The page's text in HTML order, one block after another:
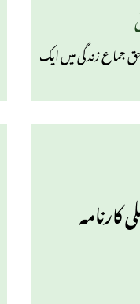
جماع زندگی میں ایک
کارنامہ